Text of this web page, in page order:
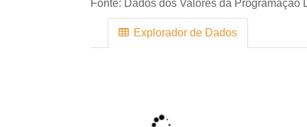
Fonte: Dados dos Valores da Programação
Explorador de Dados